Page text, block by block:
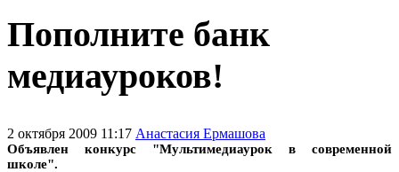
Пополните банк
медиауроков!
2 октября 2009 11:17 Анастасия Ермашова
Объявлен конкурс "Мультимедиаурок в современной
школе".